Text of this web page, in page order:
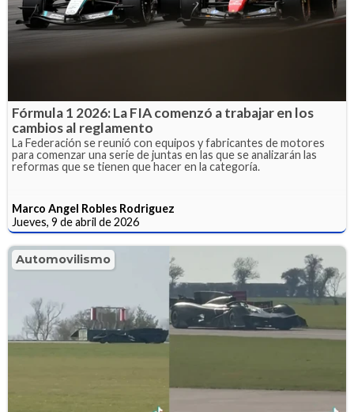
Fórmula 1 2026: La FIA comenzó a trabajar en los
cambios al reglamento
La Federación se reunió con equipos y fabricantes de motores
para comenzar una serie de juntas en las que se analizarán las
reformas que se tienen que hacer en la categoría.
Marco Angel Robles Rodriguez
Jueves, 9 de abril de 2026
Automovilismo